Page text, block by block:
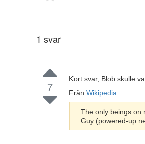
1 svar
7
Kort svar, Blob skulle
Från Wikipedia :
The only beings on
Guy (powered-up